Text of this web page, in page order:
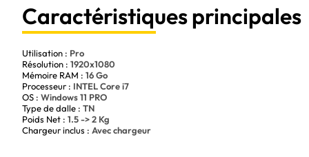
où que vous soyez. De plus, son autonomie optimale vous assure une
travail sans interruption.
Design élégant et ergonomique pour un confort optimal
Connectivité avancée et autonomie optimale pour une mobilité sans
Caractéristiques principales
Utilisation : Pro
Résolution : 1920x1080
Mémoire RAM : 16 Go
Processeur : INTEL Core i7
OS : Windows 11 PRO
Type de dalle : TN
Poids Net : 1.5 -> 2 Kg
Chargeur inclus : Avec chargeur